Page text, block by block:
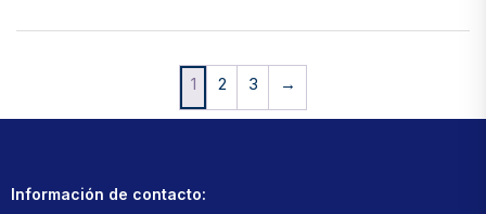
1 2 3 →
Información de contacto: